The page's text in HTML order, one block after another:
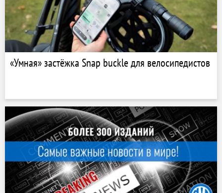
«Умная» застёжка Snap buckle для велосипедистов